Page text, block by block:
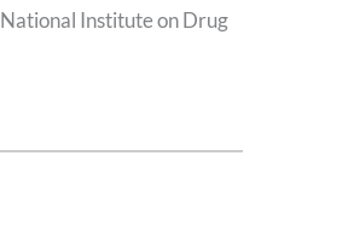
National Institute on Drug